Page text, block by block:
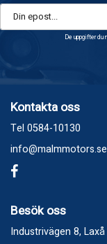
De uppgifter du
Kontakta oss
Tel 0584-10130
info@malmmotors.se
Besök oss
Industrivägen 8, Laxå